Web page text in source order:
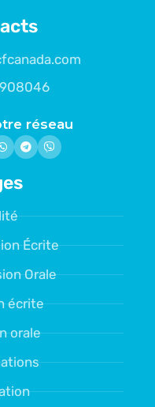
réseau
Écrite
Orale
écrite
orale